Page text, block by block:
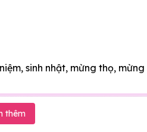
sinh nhật, mừng thọ,
thêm